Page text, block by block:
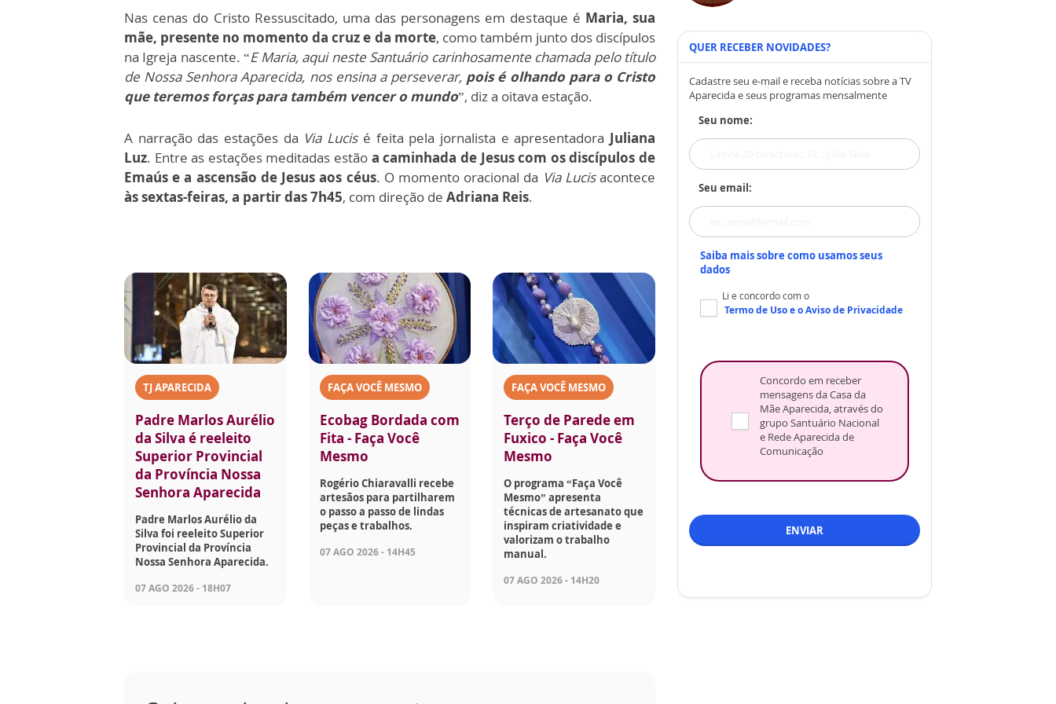
Nas cenas do Cristo Ressuscitado, uma das personagens em destaque é Maria, sua
mãe, presente no momento da cruz e da morte, como também junto dos discípulos
na Igreja nascente. “E Maria, aqui neste Santuário carinhosamente chamada pelo título
de Nossa Senhora Aparecida, nos ensina a perseverar, pois é olhando para o Cristo
que teremos forças para também vencer o mundo”, diz a oitava estação.
A narração das estações da Via Lucisé feita pela jornalista e apresentadora Juliana
Luz. Entre as estações meditadas estão a caminhada de Jesus com os discípulos de
Emaús e a ascensão de Jesus aos céus. O momento oracional da Via Lucisacontece
às sextas-feiras, a partir das 7h45, com direção de Adriana Reis.
TJ APARECIDA
Padre Marlos Aurélio
da Silva é reeleito
Superior Provincial
da Província Nossa
Senhora Aparecida
Padre Marlos Aurélio da
Silva foi reeleito Superior
Provincial da Província
Nossa Senhora Aparecida.
07 AGO 2026 - 18H07
FAÇA VOCÊ MESMO
Ecobag Bordada com
Fita - Faça Você
Mesmo
Rogério Chiaravalli recebe
artesãos para partilharem
o passo a passo de lindas
peças e trabalhos.
07 AGO 2026 - 14H45
FAÇA VOCÊ MESMO
Terço de Parede em
Fuxico - Faça Você
Mesmo
O programa “Faça Você
Mesmo” apresenta
técnicas de artesanato que
inspiram criatividade e
valorizam o trabalho
manual.
07 AGO 2026 - 14H20
QUER RECEBER NOVIDADES?
Cadastre seu e-mail e receba notícias sobre a TV
Aparecida e seus programas mensalmente
Seu nome:
Seu email:
Saiba mais sobre como usamos seus
dados
Li e concordo com o
Termo de Usoe oAviso de Privacidade
Concordo em receber
mensagens da Casa da
Mãe Aparecida, através do
grupo Santuário Nacional
e Rede Aparecida de
Comunicação
ENVIAR